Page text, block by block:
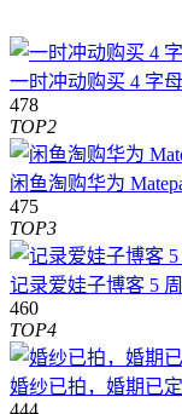
一时冲动购买 4 字
478
TOP2
闲鱼淘购华为
475
TOP3
记录爱娃子博客 5
460
TOP4
婚纱已拍，婚期已
444